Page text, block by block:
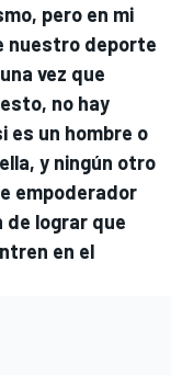
pero en mi
nuestro deporte
vez que
no hay
es un hombre o
y ningún otro
empoderador
de lograr que
en el